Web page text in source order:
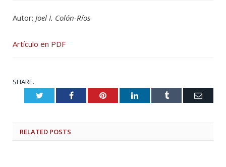
Autor: Joel I. Colón-Ríos
Artículo en PDF
SHARE.
Twitter Facebook Pinterest LinkedIn Tumblr Email
RELATED POSTS